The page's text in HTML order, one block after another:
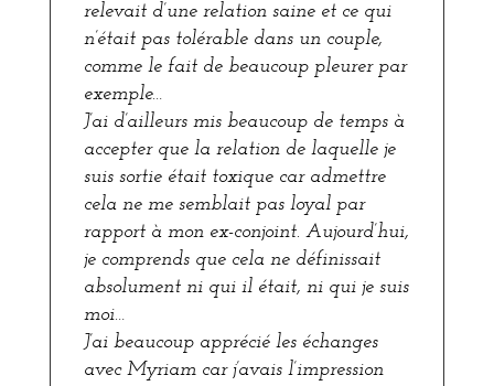
relevait d’une relation saine et ce qui
n’était pas tolérable dans un couple,
comme le fait de beaucoup pleurer par
exemple…
J’ai d’ailleurs mis beaucoup de temps à
accepter que la relation de laquelle je
suis sortie était toxique car admettre
cela ne me semblait pas loyal par
rapport à mon ex-conjoint. Aujourd’hui,
je comprends que cela ne définissait
absolument ni qui il était, ni qui je suis
moi…
J’ai beaucoup apprécié les échanges
avec Myriam car j’avais l’impression